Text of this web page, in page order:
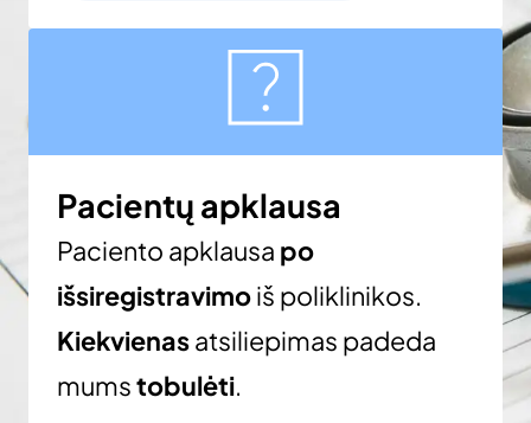
Pacientų apklausa
Paciento apklausa po
išsiregistravimoiš poliklinikos.
Kiekvienasatsiliepimas padeda
mumstobulėti.